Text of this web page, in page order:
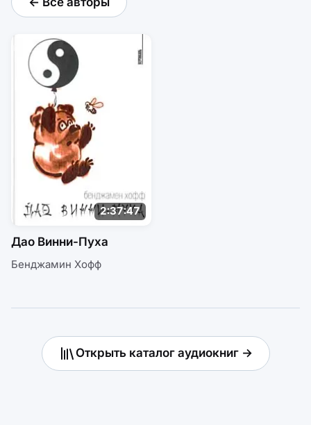
2:37:47
Дао Винни-Пуха
Бенджамин Хофф
Открыть каталог аудиокниг →